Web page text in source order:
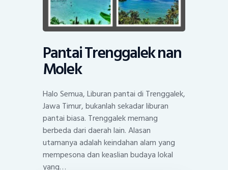
Pantai Trenggalek nan
Molek
Halo Semua, Liburan pantai di Trenggalek,
Jawa Timur, bukanlah sekadar liburan
pantai biasa. Trenggalek memang
berbeda dari daerah lain. Alasan
utamanya adalah keindahan alam yang
mempesona dan keaslian budaya lokal
yang…